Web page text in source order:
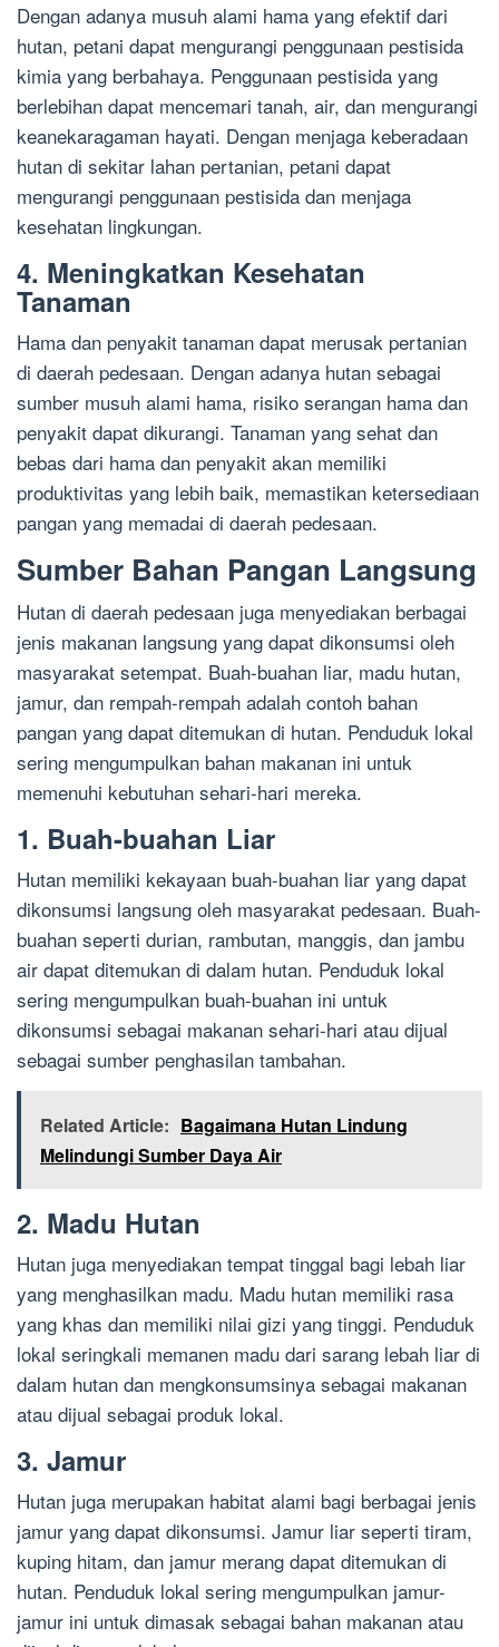
Dengan adanya musuh alami hama yang efektif dari
hutan, petani dapat mengurangi penggunaan pestisida
kimia yang berbahaya. Penggunaan pestisida yang
berlebihan dapat mencemari tanah, air, dan mengurangi
keanekaragaman hayati. Dengan menjaga keberadaan
hutan di sekitar lahan pertanian, petani dapat
mengurangi penggunaan pestisida dan menjaga
kesehatan lingkungan.
4. Meningkatkan Kesehatan
Tanaman
Hama dan penyakit tanaman dapat merusak pertanian
di daerah pedesaan. Dengan adanya hutan sebagai
sumber musuh alami hama, risiko serangan hama dan
penyakit dapat dikurangi. Tanaman yang sehat dan
bebas dari hama dan penyakit akan memiliki
produktivitas yang lebih baik, memastikan ketersediaan
pangan yang memadai di daerah pedesaan.
Sumber Bahan Pangan Langsung
Hutan di daerah pedesaan juga menyediakan berbagai
jenis makanan langsung yang dapat dikonsumsi oleh
masyarakat setempat. Buah-buahan liar, madu hutan,
jamur, dan rempah-rempah adalah contoh bahan
pangan yang dapat ditemukan di hutan. Penduduk lokal
sering mengumpulkan bahan makanan ini untuk
memenuhi kebutuhan sehari-hari mereka.
1. Buah-buahan Liar
Hutan memiliki kekayaan buah-buahan liar yang dapat
dikonsumsi langsung oleh masyarakat pedesaan. Buah-
buahan seperti durian, rambutan, manggis, dan jambu
air dapat ditemukan di dalam hutan. Penduduk lokal
sering mengumpulkan buah-buahan ini untuk
dikonsumsi sebagai makanan sehari-hari atau dijual
sebagai sumber penghasilan tambahan.
Related Article: Bagaimana Hutan Lindung
Melindungi Sumber Daya Air
2. Madu Hutan
Hutan juga menyediakan tempat tinggal bagi lebah liar
yang menghasilkan madu. Madu hutan memiliki rasa
yang khas dan memiliki nilai gizi yang tinggi. Penduduk
lokal seringkali memanen madu dari sarang lebah liar di
dalam hutan dan mengkonsumsinya sebagai makanan
atau dijual sebagai produk lokal.
3. Jamur
Hutan juga merupakan habitat alami bagi berbagai jenis
jamur yang dapat dikonsumsi. Jamur liar seperti tiram,
kuping hitam, dan jamur merang dapat ditemukan di
hutan. Penduduk lokal sering mengumpulkan jamur-
jamur ini untuk dimasak sebagai bahan makanan atau